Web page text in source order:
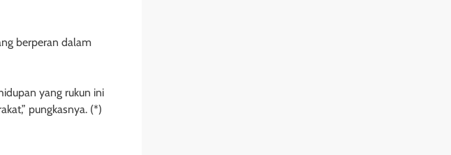
berperan dalam
yang rukun ini
pungkasnya. (*)